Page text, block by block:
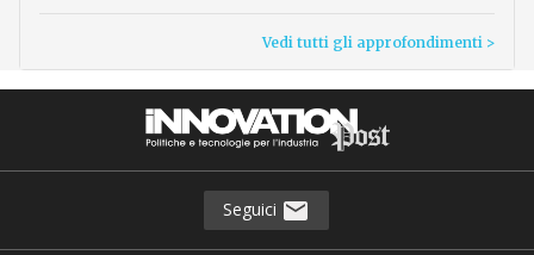
Vedi tutti gli approfondimenti >
Seguici